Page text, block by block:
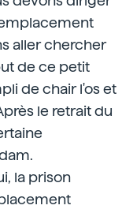
aller chercher
de ce petit
de chair l'os et
le retrait du
la prison